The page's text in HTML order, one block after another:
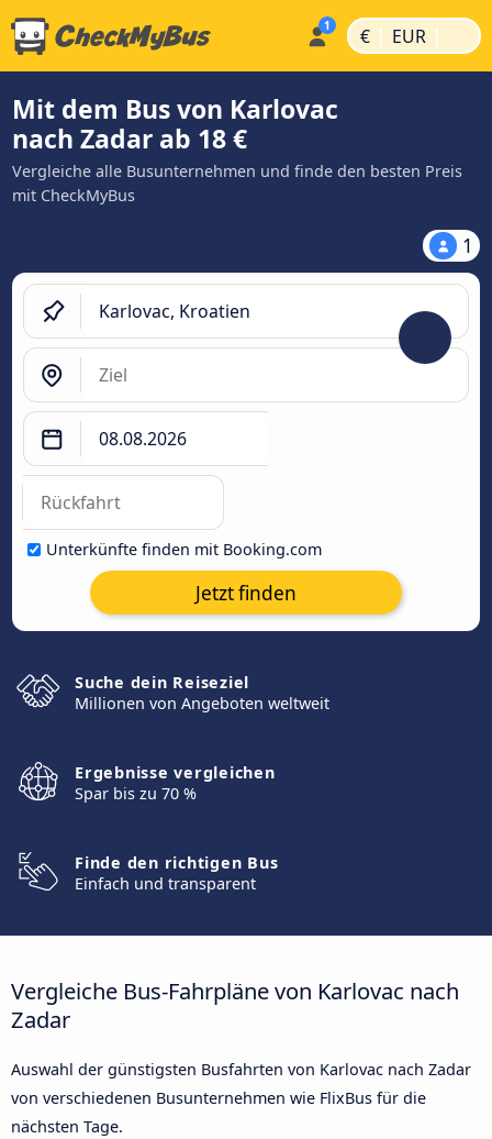
€ | EUR |
Mit dem Bus von Karlovac
nach Zadar ab 18 €
Vergleiche alle Busunternehmen und finde den besten Preis
mit CheckMyBus
1
Unterkünfte finden mit Booking.com
Jetzt finden
Suche dein Reiseziel
Millionen von Angeboten weltweit
Ergebnisse vergleichen
Spar bis zu 70 %
Finde den richtigen Bus
Einfach und transparent
Vergleiche Bus-Fahrpläne von Karlovac nach
Zadar
Auswahl der günstigsten Busfahrten von Karlovac nach Zadar
von verschiedenen Busunternehmen wie FlixBus für die
nächsten Tage.